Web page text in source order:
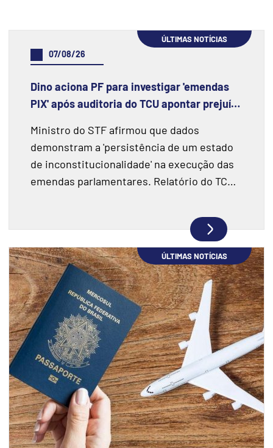
ÚLTIMAS NOTÍCIAS
07/08/26
Dino aciona PF para investigar 'emendas
PIX' após auditoria do TCU apontar prejuízo
Ministro do STF afirmou que dados
demonstram a 'persistência de um estado
de inconstitucionalidade' na execução das
emendas parlamentares. Relatório do TCU
ÚLTIMAS NOTÍCIAS